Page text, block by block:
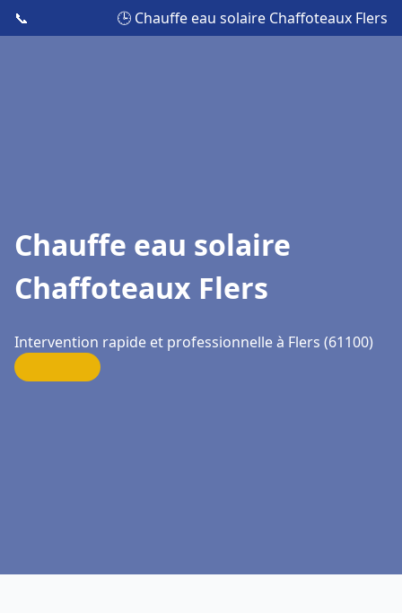
📞 🕒 Chauffe eau solaire Chaffoteaux Flers
Chauffe eau solaire
Chaffoteaux Flers
Intervention rapide et professionnelle à Flers (61100)